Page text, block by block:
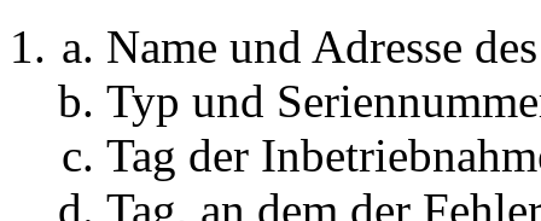
Name und Adresse
Typ und
Tag der
Tag, an dem der